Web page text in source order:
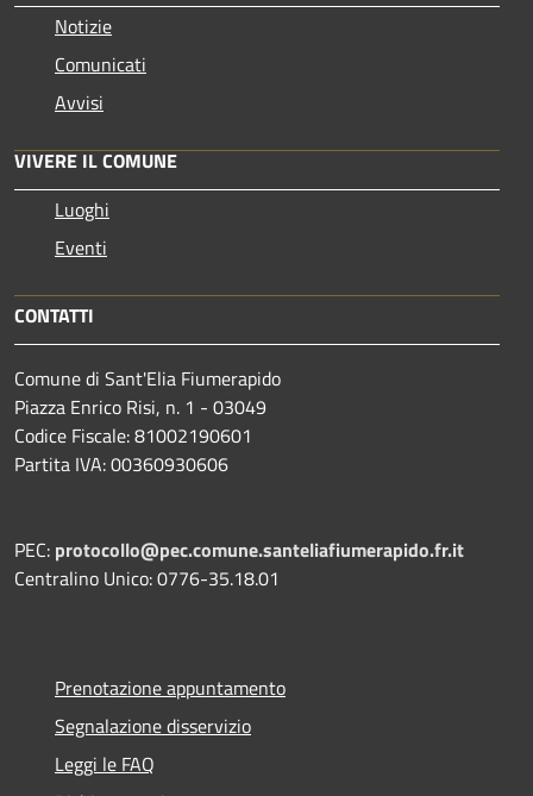
Notizie
Comunicati
Avvisi
VIVERE IL COMUNE
Luoghi
Eventi
CONTATTI
Comune di Sant'Elia Fiumerapido
Piazza Enrico Risi, n. 1 - 03049
Codice Fiscale: 81002190601
Partita IVA: 00360930606
PEC: protocollo@pec.comune.santeliafiumerapido.fr.it
Centralino Unico: 0776-35.18.01
Prenotazione appuntamento
Segnalazione disservizio
Leggi le FAQ